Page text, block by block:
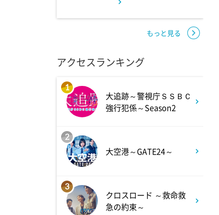
アメトーーク! CLUB配信で見
見取り図じゃん 【1人で見
て】小声の会…アノ人が退場で
深夜
最新!男女の出会いの場「相席
ラウンジ」に潜入調査!
もっと見る
アクセスランキング
1
大追跡～警視庁ＳＳＢＣ
強行犯係～Season2
2
大空港～GATE24～
3
クロスロード ～救命救
急の約束～